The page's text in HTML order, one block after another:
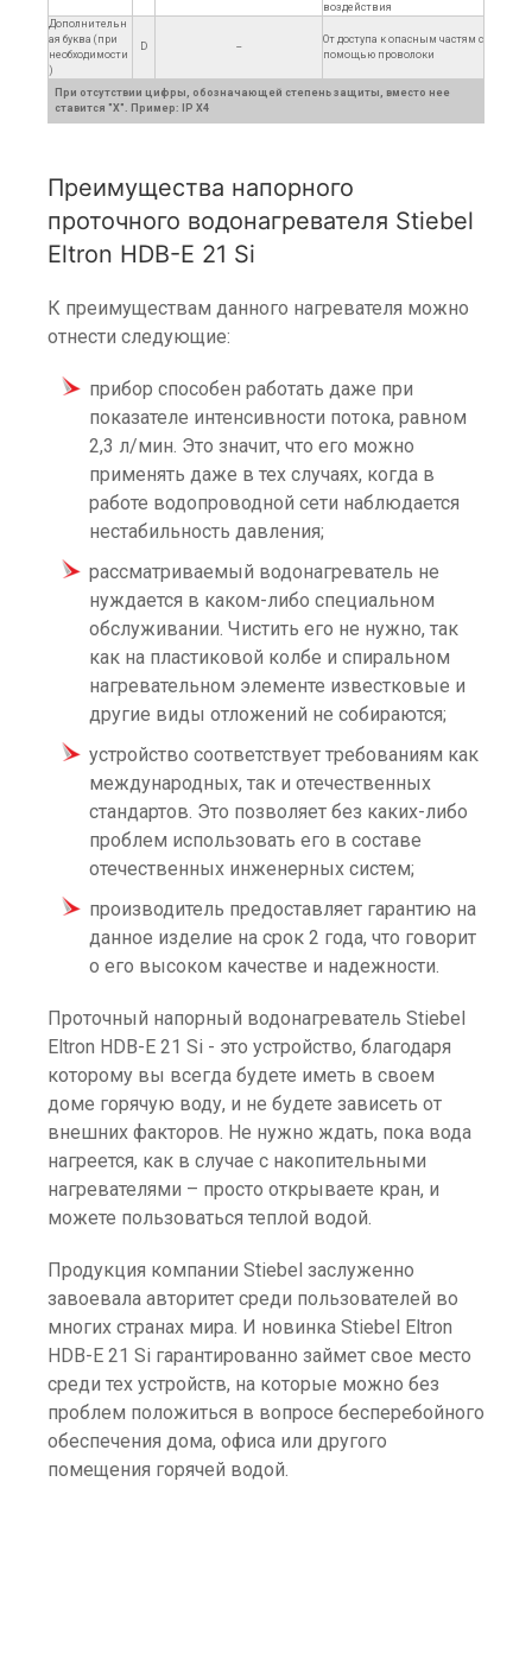
воздействия
Дополнительн
ая буква (при
необходимости
)
D --
От доступа к опасным частям с
помощью проволоки
При отсутствии цифры, обозначающей степень защиты, вместо нее
ставится "X". Пример: IP X4
Преимущества напорного
проточного водонагревателя Stiebel
Eltron HDB-E 21 Si
К преимуществам данного нагревателя можно
отнести следующие:
прибор способен работать даже при
показателе интенсивности потока, равном
2,3 л/мин. Это значит, что его можно
применять даже в тех случаях, когда в
работе водопроводной сети наблюдается
нестабильность давления;
рассматриваемый водонагреватель не
нуждается в каком-либо специальном
обслуживании. Чистить его не нужно, так
как на пластиковой колбе и спиральном
нагревательном элементе известковые и
другие виды отложений не собираются;
устройство соответствует требованиям как
международных, так и отечественных
стандартов. Это позволяет без каких-либо
проблем использовать его в составе
отечественных инженерных систем;
производитель предоставляет гарантию на
данное изделие на срок 2 года, что говорит
о его высоком качестве и надежности.
Проточный напорный водонагреватель Stiebel
Eltron HDB-E 21 Si - это устройство, благодаря
которому вы всегда будете иметь в своем
доме горячую воду, и не будете зависеть от
внешних факторов. Не нужно ждать, пока вода
нагреется, как в случае с накопительными
нагревателями – просто открываете кран, и
можете пользоваться теплой водой.
Продукция компании Stiebel заслуженно
завоевала авторитет среди пользователей во
многих странах мира. И новинка Stiebel Eltron
HDB-E 21 Si гарантированно займет свое место
среди тех устройств, на которые можно без
проблем положиться в вопросе бесперебойного
обеспечения дома, офиса или другого
помещения горячей водой.